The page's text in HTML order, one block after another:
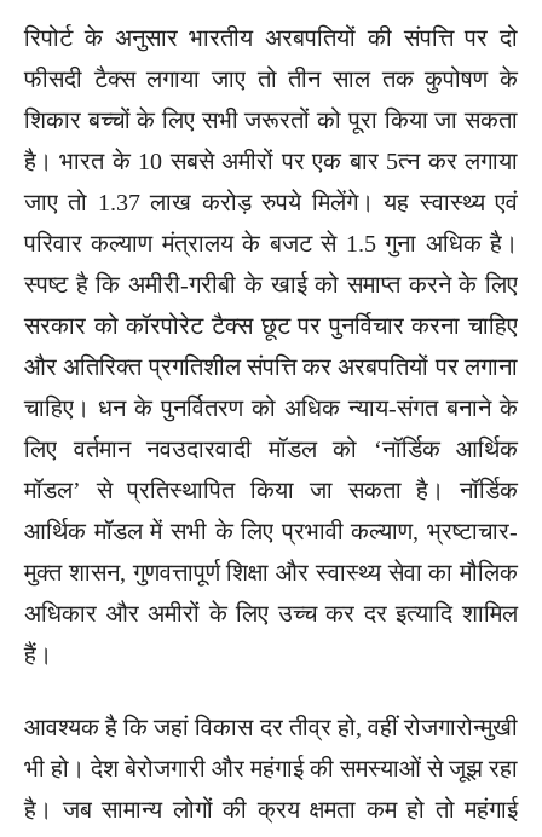
रिपोर्ट के अनुसार भारतीय अरबपतियों की संपत्ति पर दो
फीसदी टैक्स लगाया जाए तो तीन साल तक कुपोषण के
शिकार बच्चों के लिए सभी जरूरतों को पूरा किया जा सकता
है। भारत के 10 सबसे अमीरों पर एक बार 5त्न कर लगाया
जाए तो 1.37 लाख करोड़ रुपये मिलेंगे। यह स्वास्थ्य एवं
परिवार कल्याण मंत्रालय के बजट से 1.5 गुना अधिक है।
स्पष्ट है कि अमीरी-गरीबी के खाई को समाप्त करने के लिए
सरकार को कॉरपोरेट टैक्स छूट पर पुनर्विचार करना चाहिए
और अतिरिक्त प्रगतिशील संपत्ति कर अरबपतियों पर लगाना
चाहिए। धन के पुनर्वितरण को अधिक न्याय-संगत बनाने के
लिए वर्तमान नवउदारवादी मॉडल को ‘नॉर्डिक आर्थिक
मॉडल’ से प्रतिस्थापित किया जा सकता है। नॉर्डिक
आर्थिक मॉडल में सभी के लिए प्रभावी कल्याण, भ्रष्टाचार-
मुक्त शासन, गुणवत्तापूर्ण शिक्षा और स्वास्थ्य सेवा का मौलिक
अधिकार और अमीरों के लिए उच्च कर दर इत्यादि शामिल
हैं।
आवश्यक है कि जहां विकास दर तीव्र हो, वहीं रोजगारोन्मुखी
भी हो। देश बेरोजगारी और महंगाई की समस्याओं से जूझ रहा
है। जब सामान्य लोगों की क्रय क्षमता कम हो तो महंगाई